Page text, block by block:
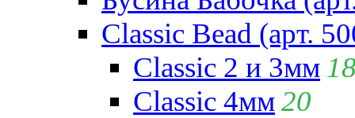
Classic Bead (арт.
Classic 2 и 3мм
Classic 4мм20